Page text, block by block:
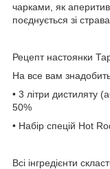
чарками, як
поєднується зі
Рецепт настоянки
На все вам
• 3 літри дистиляту
50%
• Набір спецій Hot
Всі інгредієнти